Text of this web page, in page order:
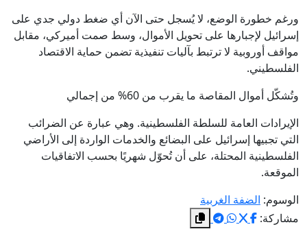
ورغم خطورة الوضع، لا يُسجل حتى الآن أي ضغط دولي جدي على
إسرائيل لإجبارها على تحويل الأموال، وسط صمت أميركي، مقابل
مواقف أوروبية لا ترتبط بآليات تنفيذية تضمن حماية الاقتصاد
الفلسطيني.
وتُشكّل أموال المقاصة ما يقرب من 60% من إجمالي
الإيرادات العامة للسلطة الفلسطينية. وهي عبارة عن الضرائب
التي تجبيها إسرائيل على البضائع والخدمات الواردة إلى الأراضي
الفلسطينية المحتلة، على أن تُحوّل شهريًا بحسب الاتفاقيات
الموقعة.
الوسوم: الضفة الغربية
مشاركة: